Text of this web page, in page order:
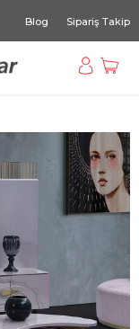
Blog Sipariş Takip